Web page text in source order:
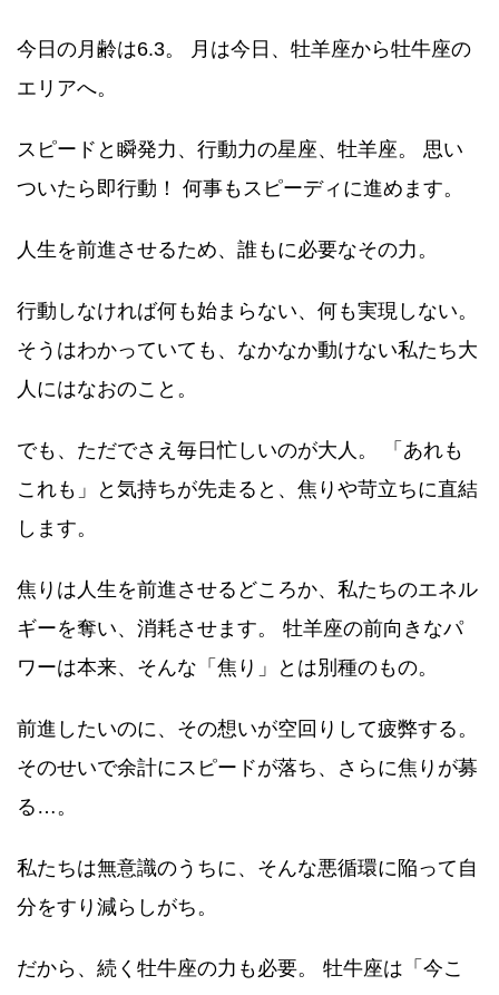
今日の月齢は6.3。 月は今日、牡羊座から牡牛座の
エリアへ。
スピードと瞬発力、行動力の星座、牡羊座。 思い
ついたら即行動！ 何事もスピーディに進めます。
人生を前進させるため、誰もに必要なその力。
行動しなければ何も始まらない、何も実現しない。
そうはわかっていても、なかなか動けない私たち大
人にはなおのこと。
でも、ただでさえ毎日忙しいのが大人。 「あれも
これも」と気持ちが先走ると、焦りや苛立ちに直結
します。
焦りは人生を前進させるどころか、私たちのエネル
ギーを奪い、消耗させます。 牡羊座の前向きなパ
ワーは本来、そんな「焦り」とは別種のもの。
前進したいのに、その想いが空回りして疲弊する。
そのせいで余計にスピードが落ち、さらに焦りが募
る…。
私たちは無意識のうちに、そんな悪循環に陥って自
分をすり減らしがち。
だから、続く牡牛座の力も必要。 牡牛座は「今こ